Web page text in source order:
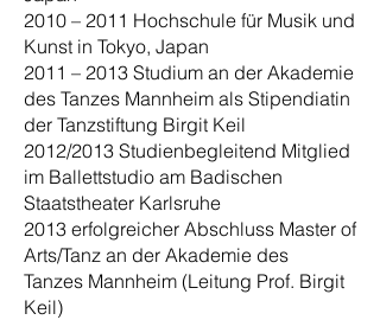
2010 – 2011 Hochschule für Musik und
Kunst in Tokyo, Japan
2011 – 2013 Studium an der Akademie
des Tanzes Mannheim als Stipendiatin
der Tanzstiftung Birgit Keil
2012/2013 Studienbegleitend Mitglied
im Ballettstudio am Badischen
Staatstheater Karlsruhe
2013 erfolgreicher Abschluss Master of
Arts/Tanz an der Akademie des
Tanzes Mannheim (Leitung Prof. Birgit
Keil)